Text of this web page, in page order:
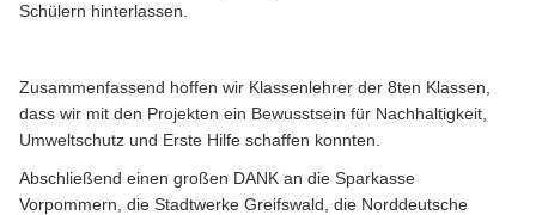
Schülern hinterlassen.
Zusammenfassend hoffen wir Klassenlehrer der 8ten Klassen,
dass wir mit den Projekten ein Bewusstsein für Nachhaltigkeit,
Umweltschutz und Erste Hilfe schaffen konnten.
Abschließend einen großen DANK an die Sparkasse
Vorpommern, die Stadtwerke Greifswald, die Norddeutsche